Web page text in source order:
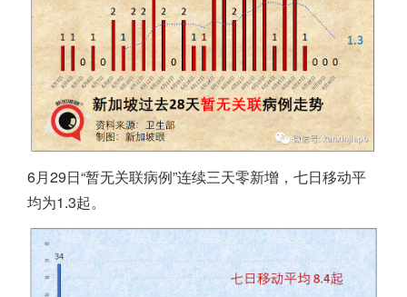
6月29日“暂无关联病例”连续三天零新增，七日移动平
均为1.3起。